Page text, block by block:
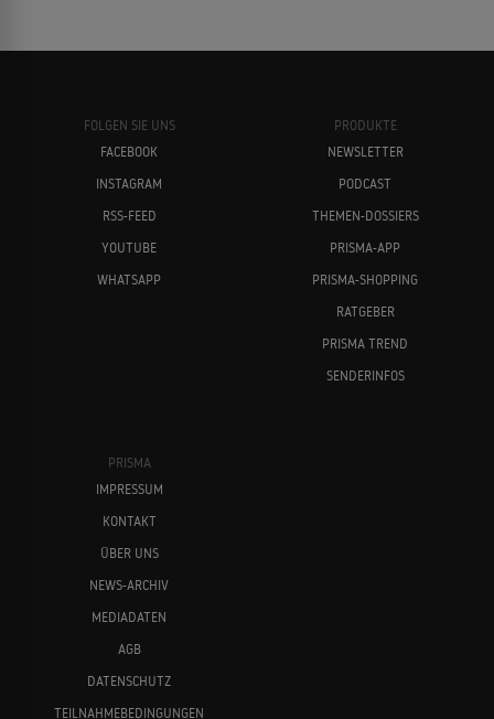
FOLGEN SIE UNS
FACEBOOK
INSTAGRAM
RSS-FEED
YOUTUBE
WHATSAPP
PRODUKTE
NEWSLETTER
PODCAST
THEMEN-DOSSIERS
PRISMA-APP
PRISMA-SHOPPING
RATGEBER
PRISMA TREND
SENDERINFOS
PRISMA
IMPRESSUM
KONTAKT
ÜBER UNS
NEWS-ARCHIV
MEDIADATEN
AGB
DATENSCHUTZ
TEILNAHMEBEDINGUNGEN